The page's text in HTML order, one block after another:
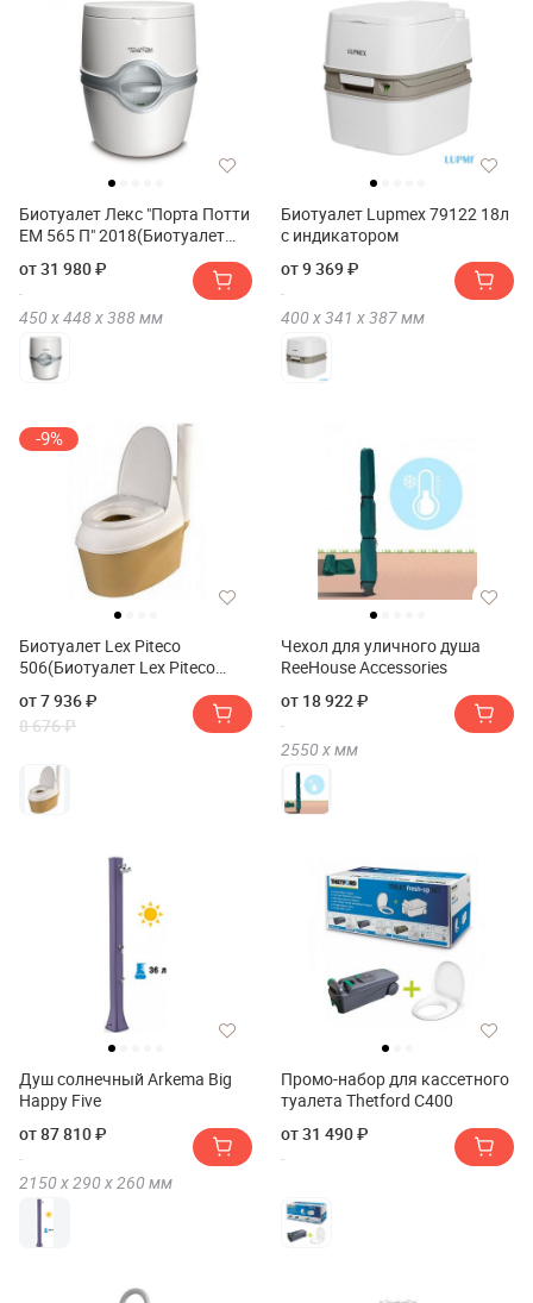
Биотуалет Лекс "Порта Потти
ЕМ 565 П" 2018(Биотуалет
2018)
от 31 980 ₽
450 х448 х388мм
Биотуалет Lupmex 79122 18л
с индикатором
от 9 369 ₽
400 х341 х387мм
-9%
Биотуалет Lex Piteco
506(Биотуалет Lex Piteco
от 7 936 ₽
8 676 ₽
Чехол для уличного душа
ReeHouse Accessories
от 18 922 ₽
2550 хмм
Душ солнечный Arkema Big
Happy Five
от 87 810 ₽
2150 х290 х260 мм
Промо-набор для кассетного
туалета Thetford C400
от 31 490 ₽